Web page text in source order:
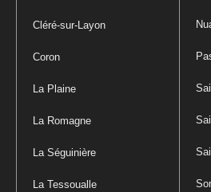
Cléré-sur-Layon
Coron
La Plaine
La Romagne
La Séguinière
La Tessoualle